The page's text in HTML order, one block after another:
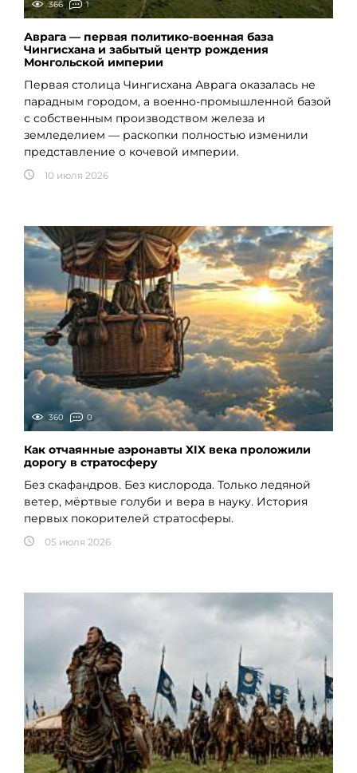
366 1
Аврага — первая политико-военная база
Чингисхана и забытый центр рождения
Монгольской империи
Первая столица Чингисхана Аврага оказалась не
парадным городом, а военно-промышленной базой
с собственным производством железа и
земледелием — раскопки полностью изменили
представление о кочевой империи.
10 июля 2026
360 0
Как отчаянные аэронавты XIX века проложили
дорогу в стратосферу
Без скафандров. Без кислорода. Только ледяной
ветер, мёртвые голуби и вера в науку. История
первых покорителей стратосферы.
05 июля 2026